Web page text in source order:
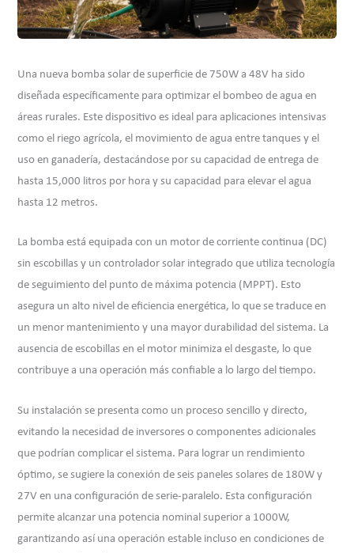
Una nueva bomba solar de superficie de 750W a 48V ha sido
diseñada específicamente para optimizar el bombeo de agua en
áreas rurales. Este dispositivo es ideal para aplicaciones intensivas
como el riego agrícola, el movimiento de agua entre tanques y el
uso en ganadería, destacándose por su capacidad de entrega de
hasta 15,000 litros por hora y su capacidad para elevar el agua
hasta 12 metros.
La bomba está equipada con un motor de corriente continua (DC)
sin escobillas y un controlador solar integrado que utiliza tecnología
de seguimiento del punto de máxima potencia (MPPT). Esto
asegura un alto nivel de eficiencia energética, lo que se traduce en
un menor mantenimiento y una mayor durabilidad del sistema. La
ausencia de escobillas en el motor minimiza el desgaste, lo que
contribuye a una operación más confiable a lo largo del tiempo.
Su instalación se presenta como un proceso sencillo y directo,
evitando la necesidad de inversores o componentes adicionales
que podrían complicar el sistema. Para lograr un rendimiento
óptimo, se sugiere la conexión de seis paneles solares de 180W y
27V en una configuración de serie-paralelo. Esta configuración
permite alcanzar una potencia nominal superior a 1000W,
garantizando así una operación estable incluso en condiciones de